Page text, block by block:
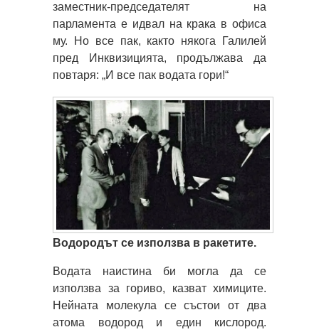
заместник-председателят на
парламента е идвал на крака в офиса
му. Но все пак, както някога Галилей
пред Инквизицията, продължава да
повтаря: „И все пак водата гори!“
Водородът се използва в ракетите.
Водата наистина би могла да се
използва за гориво, казват химиците.
Нейната молекула се състои от два
атома водород и един кислород.